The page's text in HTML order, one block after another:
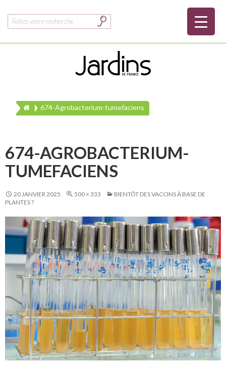
Rechercher :
674-Agrobacterium-tumefaciens
674-AGROBACTERIUM-
TUMEFACIENS
20 JANVIER 2025 500 × 333
BIENTÔT DES VACCINS À BASE DE
PLANTES ?